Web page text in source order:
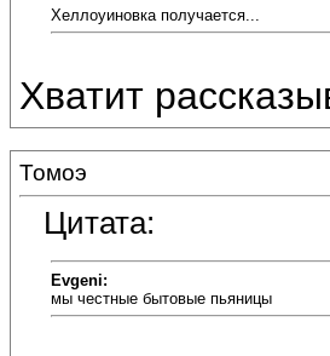
Хеллоуиновка получается...
Хватит
Томоэ
Цитата:
Evgeni:
мы честные бытовые пьяницы